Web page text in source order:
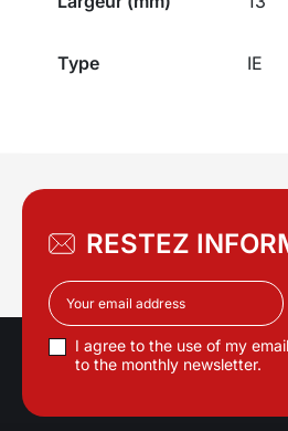
Type IE
RESTEZ
I agree to the use of my
to the monthly newsletter.